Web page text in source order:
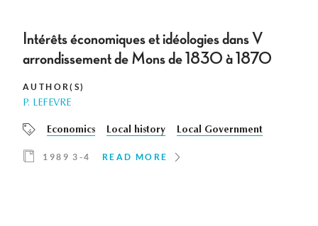
Intérêts économiques et idéologies dans V
arrondissement de Mons de 1830 à 1870
AUTHOR(S)
P. LEFEVRE
Economics Local history Local Government
1989 3-4 READ MORE